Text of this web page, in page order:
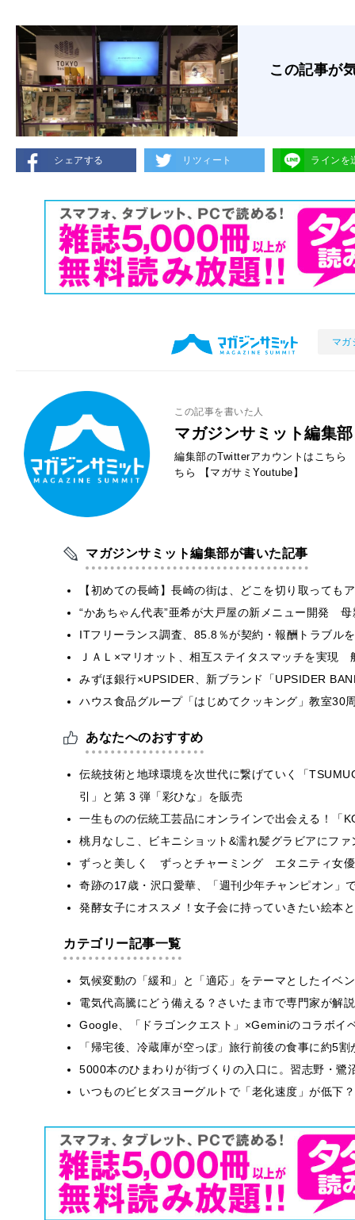
この記事が
シェアする リツィート ラインを
マガ
この記事を書いた人
マガジンサミット編集部
編集部のTwitterアカウントはこちら
ちら
【マガサミYoutube】
マガジンサミット編集部が書いた記事
【初めての長崎】長崎の街は、どこを切り取って
“かあちゃん代表”亜希が大戸屋の新メニュー開発
ITフリーランス調査、85.8％が契約・報酬トラブ
ＪＡＬ×マリオット、相互ステイタスマッチを実
みずほ銀行×UPSIDER、新ブランド「UPSIDER
ハウス食品グループ「はじめてクッキング」教室
あなたへのおすすめ
伝統技術と地球環境を次世代に繋げていく「
引」と第 3 弾「彩ひな」を販売
一生ものの伝統工芸品にオンラインで出会える！「
桃月なしこ、ビキニショット&濡れ髪グラビアにフ
ずっと美しく ずっとチャーミング エタニティ女
奇跡の17歳・沢口愛華、「週刊少年チャンピオン」
発酵女子にオススメ！女子会に持っていきたい絵本
カテゴリー記事一覧
気候変動の「緩和」と「適応」をテーマとしたイベ
電気代高騰にどう備える？さいたま市で専門家が解
Google、「ドラゴンクエスト」×Geminiのコラボイ
「帰宅後、冷蔵庫が空っぽ」旅行前後の食事に約5
5000本のひまわりが街づくりの入口に。習志野・
いつものビヒダスヨーグルトで「老化速度」が低